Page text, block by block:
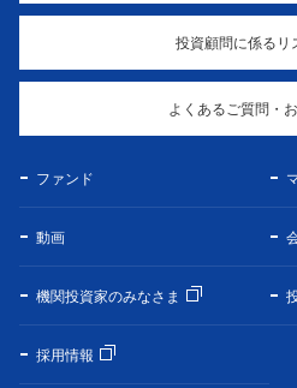
投資顧問に係るリ
よくあるご質問・
ファンド
動画
機関投資家のみなさま
採用情報